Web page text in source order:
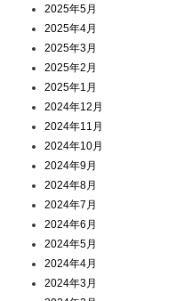
2025年5月
2025年4月
2025年3月
2025年2月
2025年1月
2024年12月
2024年11月
2024年10月
2024年9月
2024年8月
2024年7月
2024年6月
2024年5月
2024年4月
2024年3月